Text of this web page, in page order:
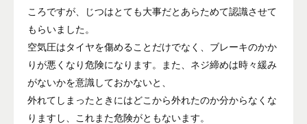
ころですが、じつはとても大事だとあらためて認識させて
もらいました。
空気圧はタイヤを傷めることだけでなく、ブレーキのかか
りが悪くなり危険になります。また、ネジ締めは時々緩み
がないかを意識しておかないと、
外れてしまったときにはどこから外れたのか分からなくな
りますし、これまた危険がともないます。